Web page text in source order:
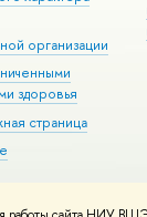
организации
здоровья
страница